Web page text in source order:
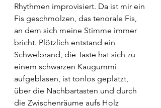
Rhythmen improvisiert. Da ist mir ein
Fis geschmolzen, das tenorale Fis,
an dem sich meine Stimme immer
bricht. Plötzlich entstand ein
Schwelbrand, die Taste hat sich zu
einem schwarzen Kaugummi
aufgeblasen, ist tonlos geplatzt,
über die Nachbartasten und durch
die Zwischenräume aufs Holz